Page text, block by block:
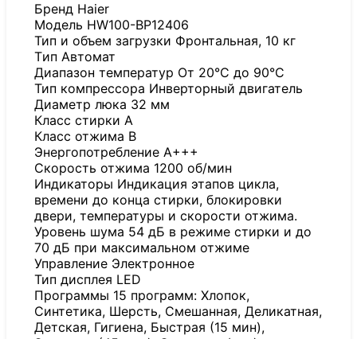
Бренд Haier
Модель HW100-BP12406
Тип и объем загрузки Фронтальная, 10 кг
Tип Автомат
Диапазон температур От 20°C до 90°C
Тип компрессора Инверторный двигатель
Диаметр люка 32 мм
Класс стирки A
Класс отжима B
Энергопотребление A+++
Скорость отжима 1200 об/мин
Индикаторы Индикация этапов цикла,
времени до конца стирки, блокировки
двери, температуры и скорости отжима.
Уровень шума 54 дБ в режиме стирки и до
70 дБ при максимальном отжиме
Управление Электронное
Тип дисплея LED
Программы 15 программ: Хлопок,
Синтетика, Шерсть, Смешанная, Деликатная,
Детская, Гигиена, Быстрая (15 мин),